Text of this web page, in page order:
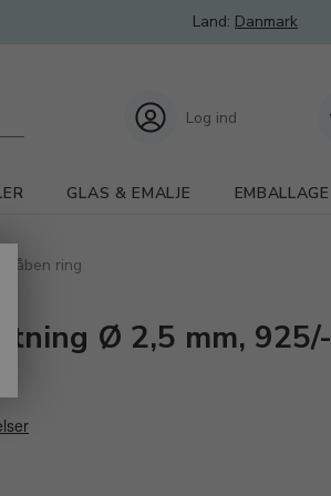
Land: Danmark
Log ind
GLAS & EMALJE EMBALLAGE
åben ring
Ø 2,5 mm, 925/-